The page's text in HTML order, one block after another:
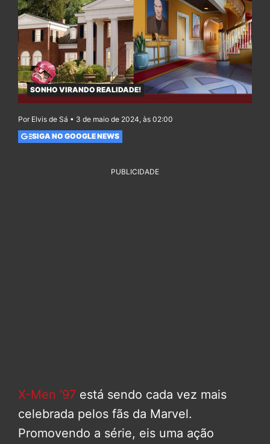
SONHO VIRANDO REALIDADE!
Por Elvis de Sá • 3 de maio de 2024, às 02:00
SIGA NO GOOGLE NEWS
PUBLICIDADE
X-Men ’97 está sendo cada vez mais
celebrada pelos fãs da Marvel.
Promovendo a série, eis uma ação